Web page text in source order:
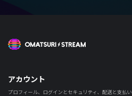
アカウント
プロフィール、ログインとセキュリティ、配送と支払い